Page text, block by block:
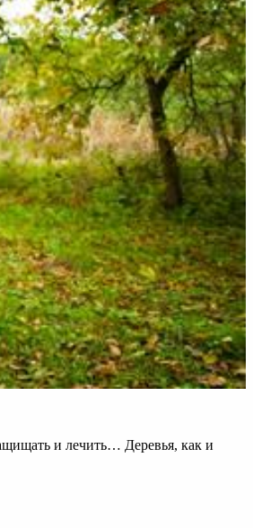
и лечить… Деревья, как и